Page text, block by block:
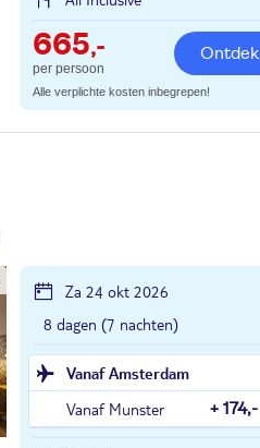
665,-
per persoon
Ontdek
Alle verplichte kosten inbegrepen!
Za 24 okt 2026
8 dagen (7 nachten)
Vanaf Amsterdam
Vanaf Munster
+ 174,-